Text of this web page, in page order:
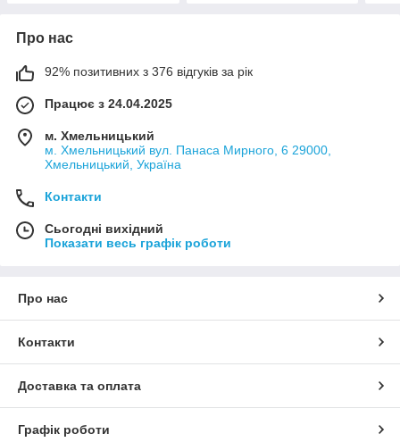
Про нас
92% позитивних з 376 відгуків за рік
Працює з 24.04.2025
м. Хмельницький
м. Хмельницький вул. Панаса Мирного, 6 29000,
Хмельницький, Україна
Контакти
Сьогодні вихідний
Показати весь графік роботи
Про нас
Контакти
Доставка та оплата
Графік роботи